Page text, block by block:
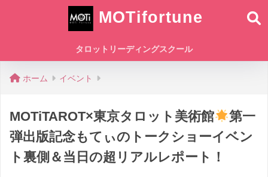
MOTifortune
タロットリーディングスクール
ホーム イベント
MOTiTAROT×東京タロット美術館
第一
弾出版記念もてぃのトークショーイベン
ト裏側＆当日の超リアルレポート！